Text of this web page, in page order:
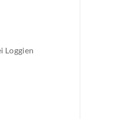
Loggien